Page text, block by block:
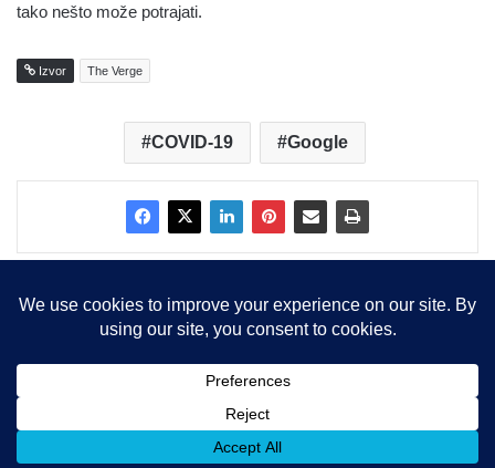
tako nešto može potrajati.
Izvor The Verge
COVID-19 Google
Copyright © 2015-2025, Sva prava zadržana | LBS Team d.o.o.
Facebook
X LinkedIn